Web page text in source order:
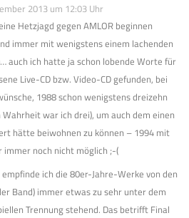
2013 um 12:03 Uhr
Hetzjagd gegen AMLOR beginnen
immer mit wenigstens einem lachenden
auch ich hatte ja schon lobende Worte für
Live-CD bzw. Video-CD gefunden, bei
1988 schon wenigstens dreizehn
Wahrheit war ich drei), um auch dem einen
hätte beiwohnen zu können – 1994 mit
immer noch nicht möglich ;-(
ich die 80er-Jahre-Werke von den
Band) immer etwas zu sehr unter dem
Trennung stehend. Das betrifft Final